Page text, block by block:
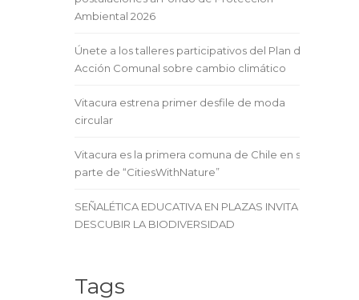
Ambiental 2026
Únete a los talleres participativos del Plan de
Acción Comunal sobre cambio climático
Vitacura estrena primer desfile de moda
circular
Vitacura es la primera comuna de Chile en ser
parte de “CitiesWithNature”
SEÑALÉTICA EDUCATIVA EN PLAZAS INVITA A
DESCUBIR LA BIODIVERSIDAD
Tags